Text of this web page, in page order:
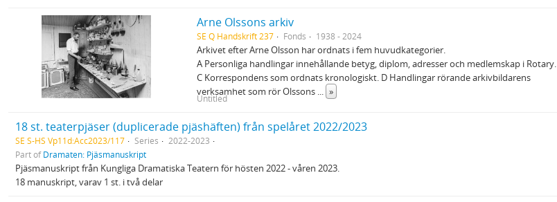
Arne Olssons arkiv
SE Q Handskrift 237 Fonds 1938 - 2024
Arkivet efter Arne Olsson har ordnats i fem huvudkategorier.
A Personliga handlingar innehållande betyg, diplom, adresser och medlemskap i Rotary.
C Korrespondens som ordnats kronologiskt. D Handlingar rörande arkivbildarens
verksamhet som rör Olssons ... »
Untitled
18 st. teaterpjäser (duplicerade pjäshäften) från spelåret 2022/2023
SE S-HS Vp11d:Acc2023/117 Series
2022-2023
Part ofDramaten: Pjäsmanuskript
Pjäsmanuskript från Kungliga Dramatiska Teatern för hösten 2022 - våren 2023.
18 manuskript, varav 1 st. i två delar